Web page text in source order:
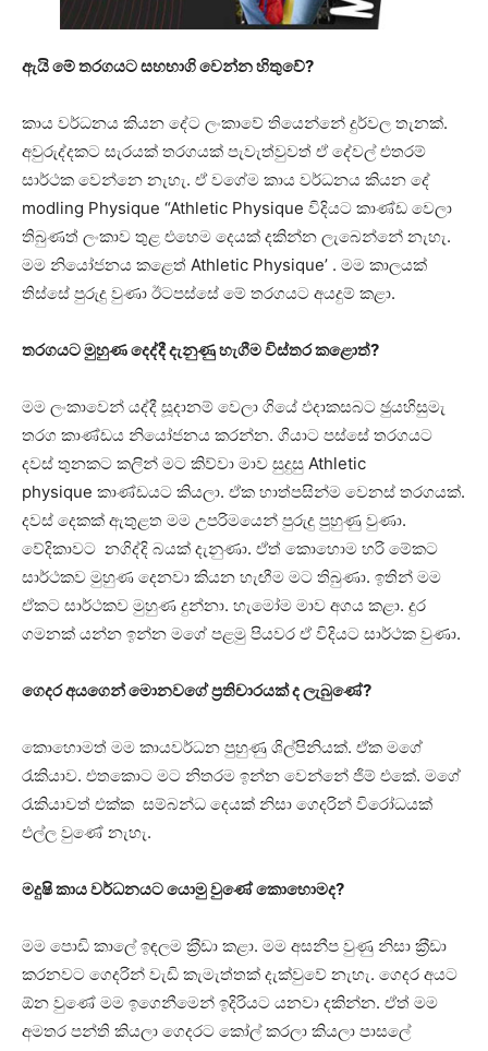
ඇයි මේ තරගයට සහභාගි වෙන්න හිතුවේ?
කාය වර්ධනය කියන දේට ලංකාවේ තියෙන්නේ දුර්වල තැනක්.
අවුරුද්දකට සැරයක් තරගයක් පැවැත්වුවත් ඒ දේවල් එතරම්
සාර්ථක වෙන්නෙ නැහැ. ඒ වගේම කාය වර්ධනය කියන දේ
modling Physique “Athletic Physique විදියට කාණ්ඩ වෙලා
තිබුණත් ලංකාව තුළ එහෙම දෙයක් දකින්න ලැබෙන්නේ නැහැ.
මම නියෝජනය කළෙත් Athletic Physique’ . මම කාලයක්
තිස්සේ පුරුදු වුණා ඊටපස්සේ මේ තරගයට අයදුම් කළා.
තරගයට මුහුණ දෙද්දී දැනුණු හැගීම විස්තර කළොත්?
මම ලංකාවෙන් යද්දී සූදානම් වෙලා ගියේ ඵදාකසබට ඡුයහිසුමැ
තරග කාණ්ඩය නියෝජනය කරන්න. ගියාට පස්සේ තරගයට
දවස් තුනකට කලින් මට කිව්වා මාව සුදුසු Athletic
physique කාණ්ඩයට කියලා. ඒක හාත්පසින්ම වෙනස් තරගයක්.
දවස් දෙකක් ඇතුළත මම උපරිමයෙන් පුරුදු පුහුණු වුණා.
වේදිකාවට නගිද්දි බයක් දැනුණා. ඒත් කොහොම හරි මේකට
සාර්ථකව මුහුණ දෙනවා කියන හැඟීම මට තිබුණා. ඉතින් මම
ඒකට සාර්ථකව මුහුණ දුන්නා. හැමෝම මාව අගය කළා. දුර
ගමනක් යන්න ඉන්න මගේ පළමු පියවර ඒ විදියට සාර්ථක වුණා.
ගෙදර අයගෙන් මොනවගේ ප‍්‍රතිචාරයක් ද ලැබුණේ?
කොහොමත් මම කායවර්ධන පුහුණු ශිල්පිනියක්. ඒක මගේ
රැකියාව. එතකොට මට නිතරම ඉන්න වෙන්නේ ජිම් එකේ. මගේ
රැකියාවත් එක්ක සම්බන්ධ දෙයක් නිසා ගෙදරින් විරෝධයක්
එල්ල වුණේ නැහැ.
මදුෂි කාය වර්ධනයට යොමු වුණේ කොහොමද?
මම පොඩි කාලේ ඉඳලම ක‍්‍රීඩා කළා. මම අසනීප වුණු නිසා ක‍්‍රීඩා
කරනවට ගෙදරින් වැඩි කැමැත්තක් දැක්වුවේ නැහැ. ගෙදර අයට
ඕන වුණේ මම ඉගෙනීමෙන් ඉදිරියට යනවා දකින්න. ඒත් මම
අමතර පන්ති කියලා ගෙදරට කෝල් කරලා කියලා පාසලේ